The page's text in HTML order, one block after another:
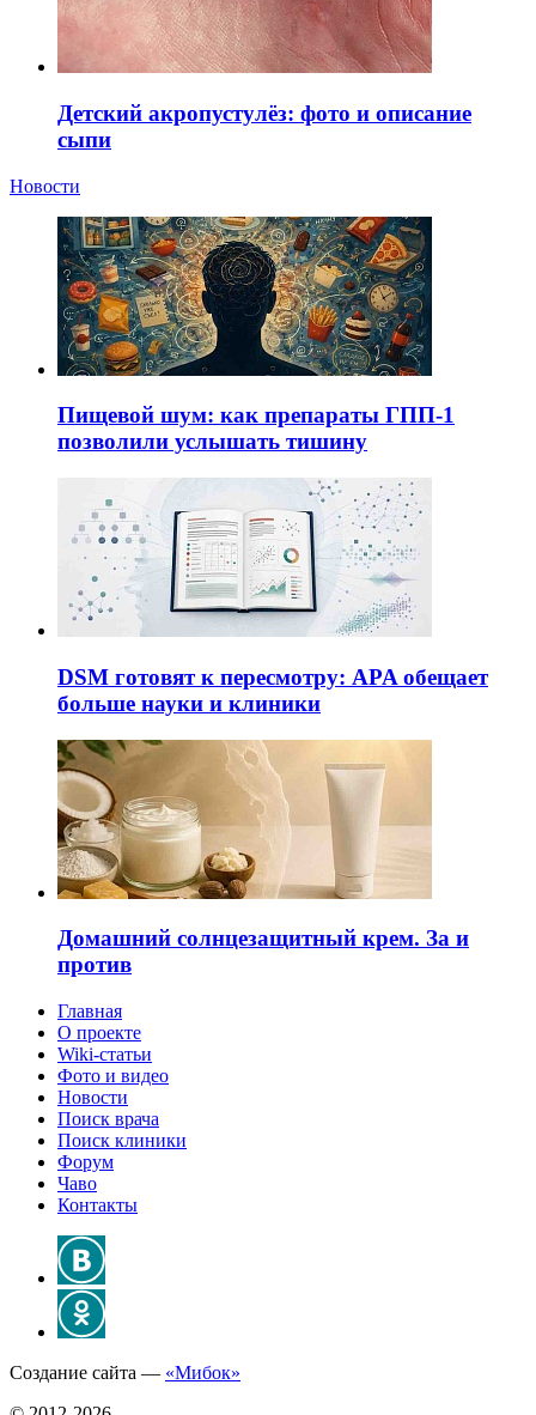
Детский акропустулёз: фото и описание
сыпи
Новости
Пищевой шум: как препараты ГПП-1
позволили услышать тишину
DSM готовят к пересмотру: APA обещает
больше науки и клиники
Домашний солнцезащитный крем. За и
против
Главная
О проекте
Wiki-статьи
Фото и видео
Новости
Поиск врача
Поиск клиники
Форум
Чаво
Контакты
Создание сайта — «Мибок»